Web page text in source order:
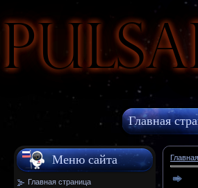
Главная
МКС онлайн
Меню сайта
Главная страница
Главная